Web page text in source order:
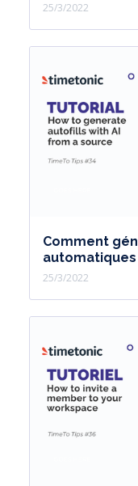
25/3/2022
Comment
automatiques
25/3/2022